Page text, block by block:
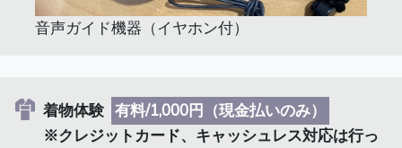
音声ガイド機器（イヤホン付）
着物体験 有料/1,000円（現金払いのみ）
※クレジットカード、キャッシュレス対応は行っ